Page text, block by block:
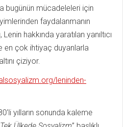
bugünün mücadeleleri için
faydalanmanın
Lenin hakkında yaratılan yanıltıcı
en çok ihtiyaç duyanlarla
çiziyor.
leninden-
yılların sonunda kaleme